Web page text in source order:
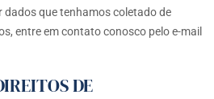
que tenhamos coletado de
entre em contato conosco pelo e-mail
DE